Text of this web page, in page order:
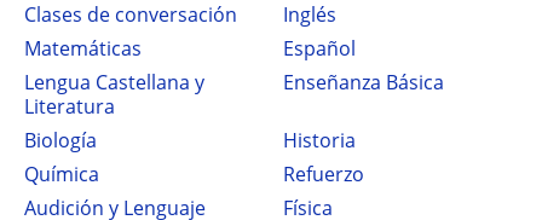
Clases de conversación
Inglés
Matemáticas
Español
Lengua Castellana y
Literatura
Enseñanza Básica
Biología
Historia
Química
Refuerzo
Audición y Lenguaje
Física